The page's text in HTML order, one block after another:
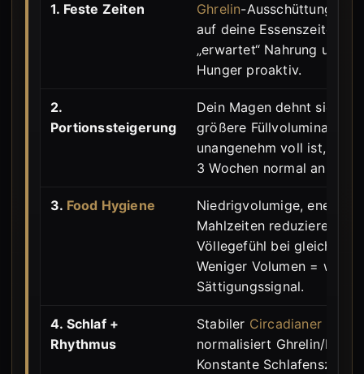
1. Feste Zeiten Ghrelin-Ausschüttung
auf deine Essenszeiten.
„erwartet“ Nahrung und
Hunger proaktiv.
2.
Portionssteigerung
Dein Magen dehnt sich
größere Füllvolumina.
unangenehm voll ist, fühlt
3 Wochen normal an.
3. Food Hygiene
Niedrigvolumige,
Mahlzeiten reduzieren
Völlegefühl bei gleicher
Weniger Volumen =
Sättigungssignal.
4. Schlaf +
Rhythmus
Stabiler Circadianer
normalisiert Ghrelin/
Konstante